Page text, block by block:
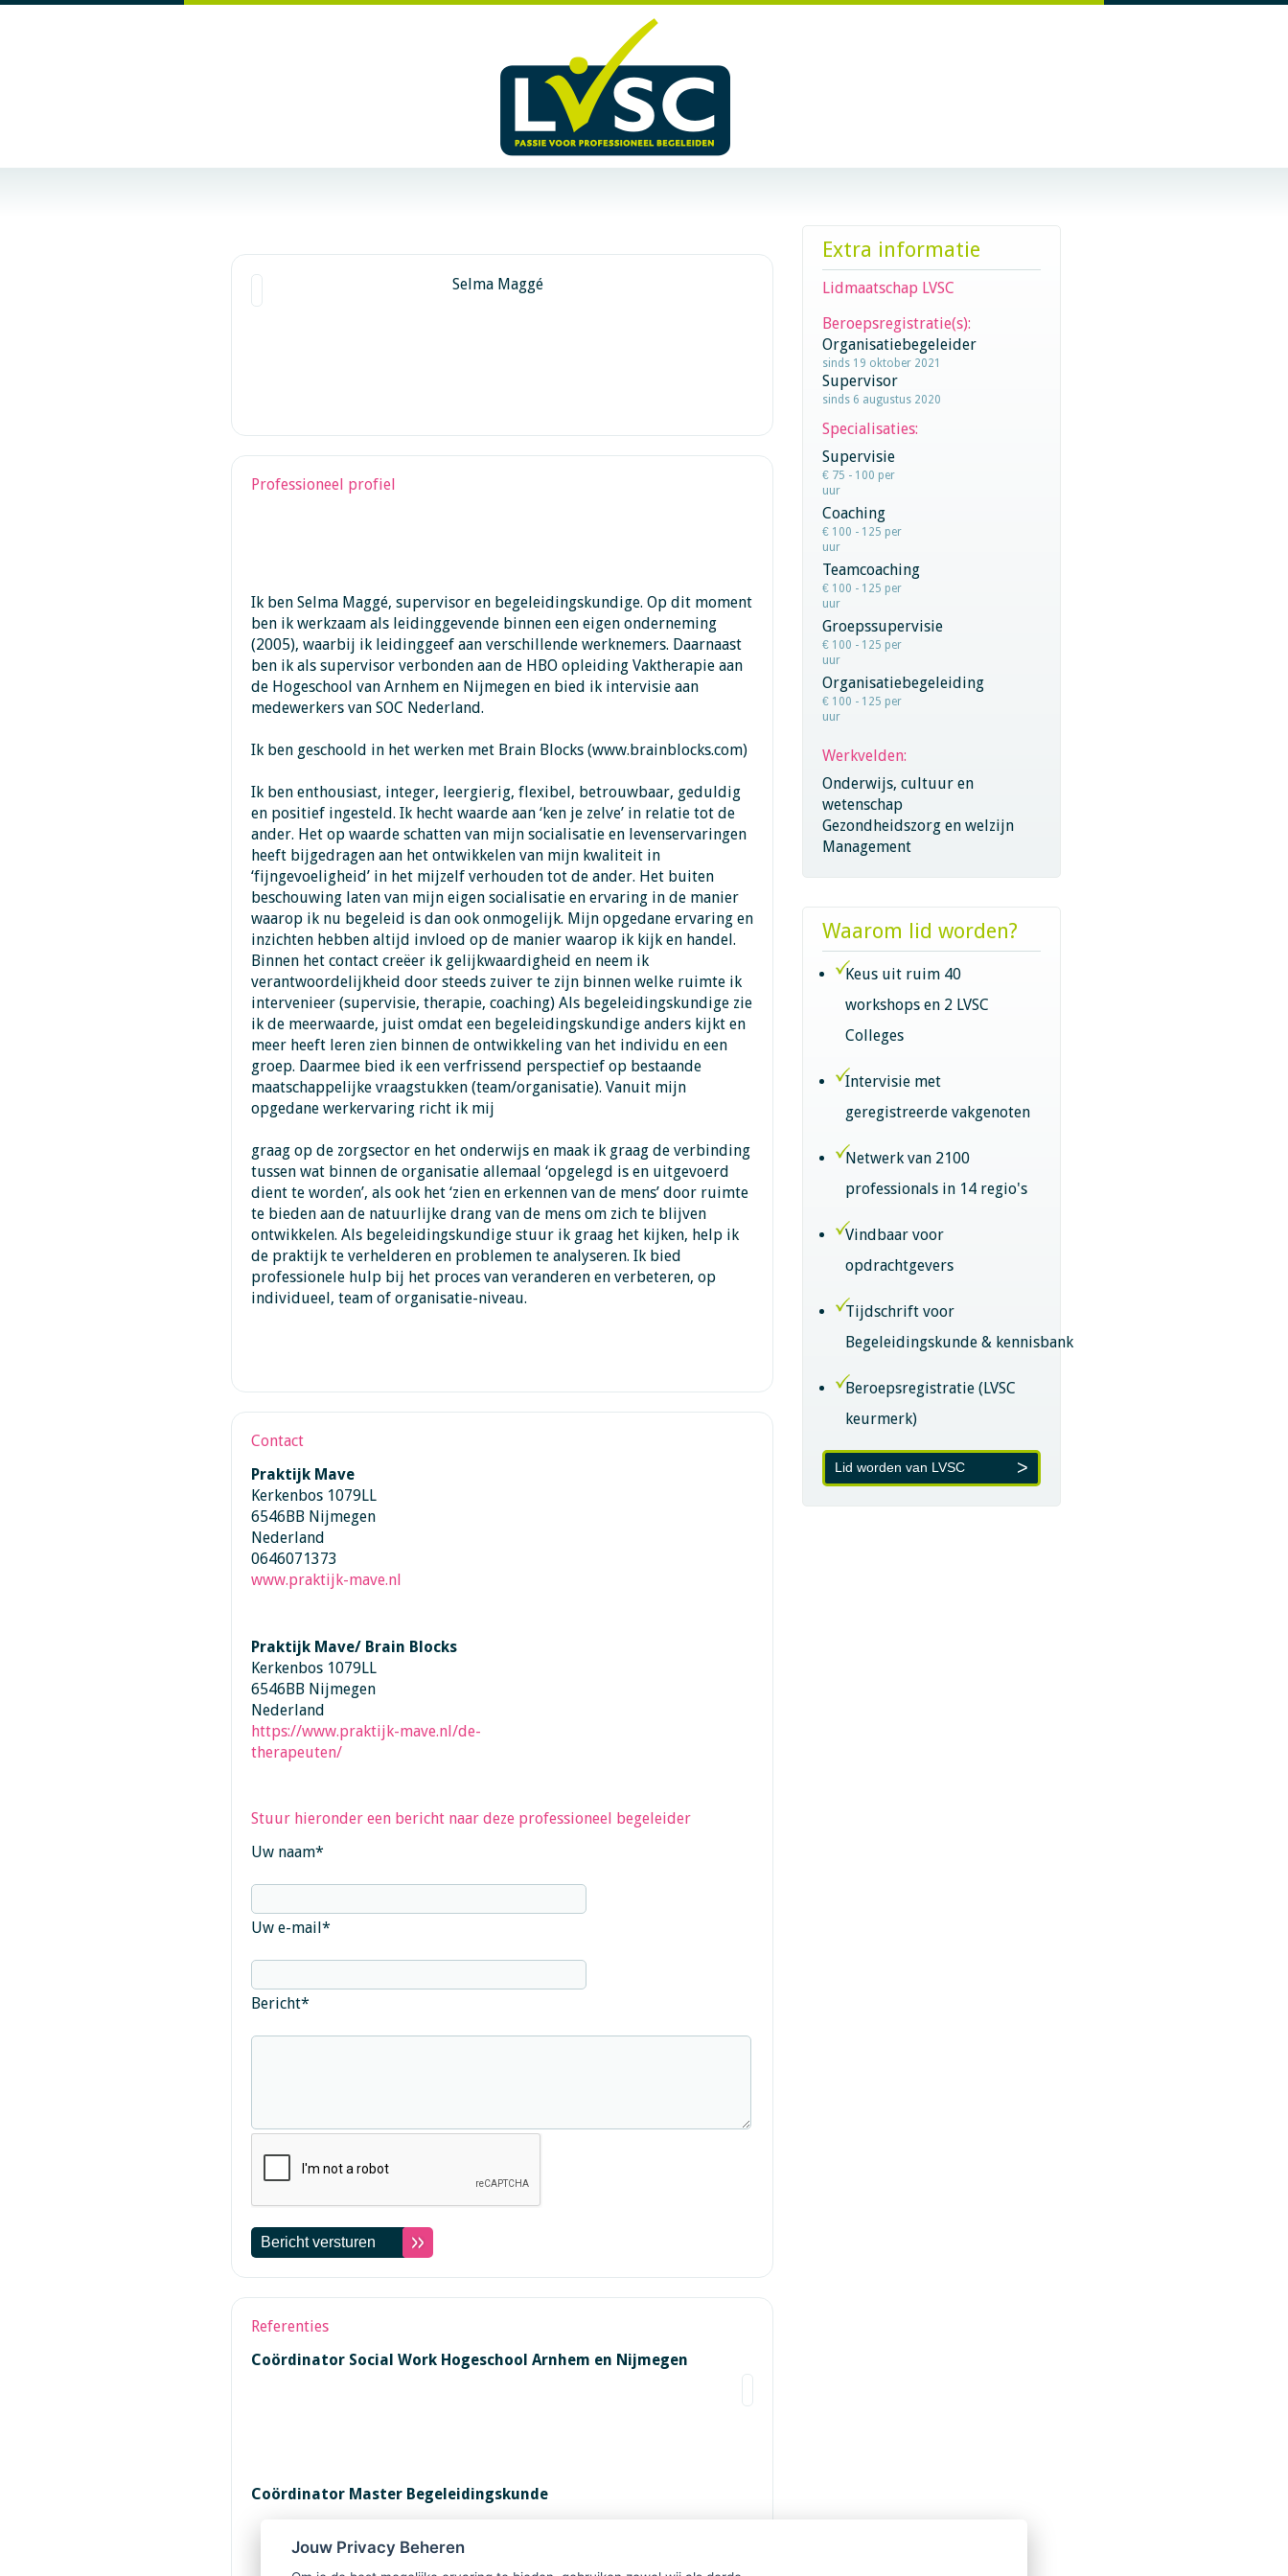
Selma Maggé
Professioneel profiel
Ik ben Selma Maggé, supervisor en begeleidingskundige. Op dit moment
ben ik werkzaam als leidinggevende binnen een eigen onderneming
(2005), waarbij ik leidinggeef aan verschillende werknemers. Daarnaast
ben ik als supervisor verbonden aan de HBO opleiding Vaktherapie aan
de Hogeschool van Arnhem en Nijmegen en bied ik intervisie aan
medewerkers van SOC Nederland.
Ik ben geschoold in het werken met Brain Blocks (www.brainblocks.com)
Ik ben enthousiast, integer, leergierig, flexibel, betrouwbaar, geduldig
en positief ingesteld. Ik hecht waarde aan ‘ken je zelve’ in relatie tot de
ander. Het op waarde schatten van mijn socialisatie en levenservaringen
heeft bijgedragen aan het ontwikkelen van mijn kwaliteit in
‘fijngevoeligheid’ in het mijzelf verhouden tot de ander. Het buiten
beschouwing laten van mijn eigen socialisatie en ervaring in de manier
waarop ik nu begeleid is dan ook onmogelijk. Mijn opgedane ervaring en
inzichten hebben altijd invloed op de manier waarop ik kijk en handel.
Binnen het contact creëer ik gelijkwaardigheid en neem ik
verantwoordelijkheid door steeds zuiver te zijn binnen welke ruimte ik
intervenieer (supervisie, therapie, coaching) Als begeleidingskundige zie
ik de meerwaarde, juist omdat een begeleidingskundige anders kijkt en
meer heeft leren zien binnen de ontwikkeling van het individu en een
groep. Daarmee bied ik een verfrissend perspectief op bestaande
maatschappelijke vraagstukken (team/organisatie). Vanuit mijn
opgedane werkervaring richt ik mij
graag op de zorgsector en het onderwijs en maak ik graag de verbinding
tussen wat binnen de organisatie allemaal ‘opgelegd is en uitgevoerd
dient te worden’, als ook het ‘zien en erkennen van de mens’ door ruimte
te bieden aan de natuurlijke drang van de mens om zich te blijven
ontwikkelen. Als begeleidingskundige stuur ik graag het kijken, help ik
de praktijk te verhelderen en problemen te analyseren. Ik bied
professionele hulp bij het proces van veranderen en verbeteren, op
individueel, team of organisatie-niveau.
Contact
Praktijk Mave
Kerkenbos 1079LL
6546BB Nijmegen
Nederland
0646071373
www.praktijk-mave.nl
Praktijk Mave/ Brain Blocks
Kerkenbos 1079LL
6546BB Nijmegen
Nederland
https://www.praktijk-mave.nl/de-
therapeuten/
Stuur hieronder een bericht naar deze professioneel begeleider
Uw naam*
Uw e-mail*
Bericht*
Referenties
Coördinator Social Work Hogeschool Arnhem en Nijmegen
Coördinator Master Begeleidingskunde
Extra informatie
Lidmaatschap LVSC
Beroepsregistratie(s):
Organisatiebegeleider
sinds 19 oktober 2021
Supervisor
sinds 6 augustus 2020
Specialisaties:
Supervisie
€ 75 - 100 per
uur
Coaching
€ 100 - 125 per
uur
Teamcoaching
€ 100 - 125 per
uur
Groepssupervisie
€ 100 - 125 per
uur
Organisatiebegeleiding
€ 100 - 125 per
uur
Werkvelden:
Onderwijs, cultuur en
wetenschap
Gezondheidszorg en welzijn
Management
Waarom lid worden?
Keus uit ruim 40
workshops en 2 LVSC
Colleges
Intervisie met
geregistreerde vakgenoten
Netwerk van 2100
professionals in 14 regio's
Vindbaar voor
opdrachtgevers
Tijdschrift voor
Begeleidingskunde & kennisbank
Beroepsregistratie (LVSC
keurmerk)
Lid worden van LVSC
Jouw Privacy Beheren